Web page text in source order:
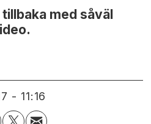
med såväl
- 11:16